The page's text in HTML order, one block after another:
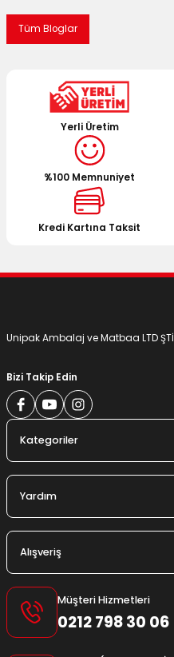
Tüm Bloglar
Yerli Üretim
%100 Memnuniyet
Kredi Kartına Taksit
Unipak Ambalaj ve Matbaa LTD ŞTİ
Bizi Takip Edin
Kategoriler
Yardım
Alışveriş
Müşteri Hizmetleri
0212 798 30 06